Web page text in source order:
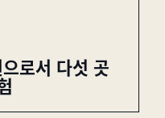
로서 다섯 곳